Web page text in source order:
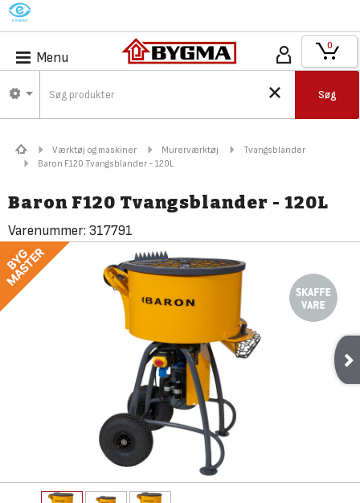
M
Menu
Søg
0
Værktøj og maskiner Murerværktøj
Tvangsblander
Baron F120 Tvangsblander - 120L
Baron F120 Tvangsblander - 120L
Varenummer: 317791